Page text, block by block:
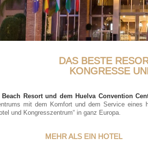
DAS BESTE
KONGRESSE
Resort und dem Huelva Convention
mit dem Komfort und dem Service
und Kongresszentrum“ in ganz Europa.
MEHR ALS EIN HOTEL